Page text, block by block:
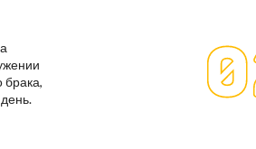
брака,